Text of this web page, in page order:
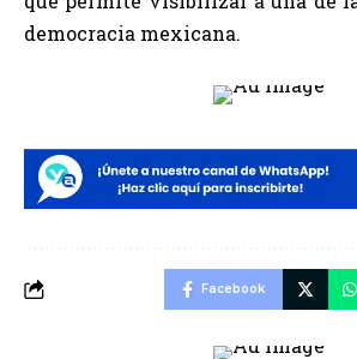
democracia mexicana.
Facebook